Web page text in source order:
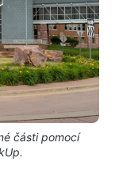
části pomocí